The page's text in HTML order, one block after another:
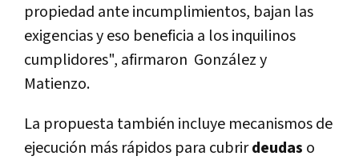
propiedad ante incumplimientos, bajan las
exigencias y eso beneficia a los inquilinos
cumplidores", afirmaron González y
Matienzo.
La propuesta también incluye mecanismos de
ejecución más rápidos para cubrirdeudas o